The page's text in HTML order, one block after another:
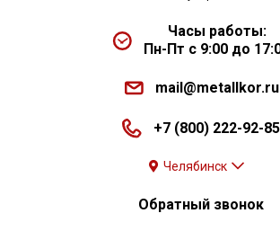
Часы работы:
Пн-Пт с 9:00 до
mail@metallkor.ru
+7 (800) 222-92-85
Челябинск
Обратный звонок